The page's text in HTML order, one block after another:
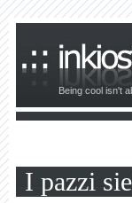
Being cool isn't
I pazzi